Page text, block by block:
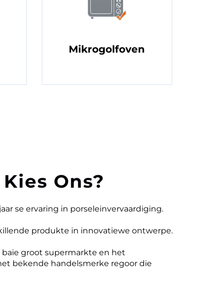
Mikrogolfoven
Ons?
se ervaring in porseleinvervaardiging.
produkte in innovatiewe ontwerpe.
baie groot supermarkte en het
bekende handelsmerke regoor die